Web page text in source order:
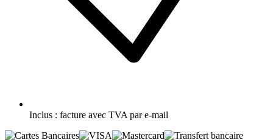
Inclus : facture avec TVA par e-mail